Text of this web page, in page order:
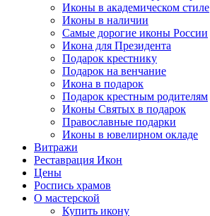
Иконы в академическом стиле
Иконы в наличии
Самые дорогие иконы России
Икона для Президента
Подарок крестнику
Подарок на венчание
Икона в подарок
Подарок крестным родителям
Иконы Святых в подарок
Православные подарки
Иконы в ювелирном окладе
Витражи
Реставрация Икон
Цены
Роспись храмов
О мастерской
Купить икону